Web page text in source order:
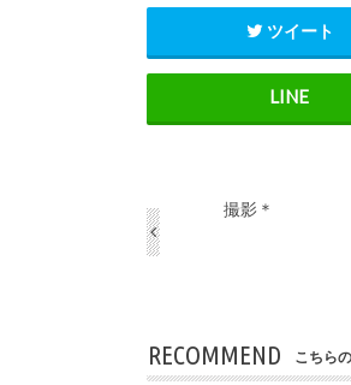
ツイート
撮影＊
RECOMMEND こちら